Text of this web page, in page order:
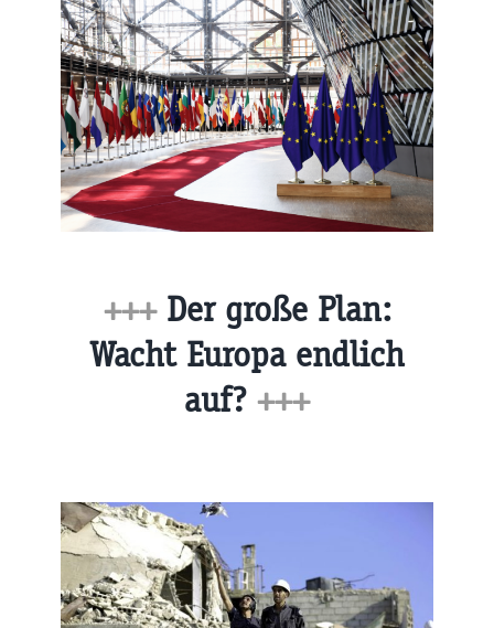
+++ Der große Plan:
Wacht Europa endlich
auf? +++